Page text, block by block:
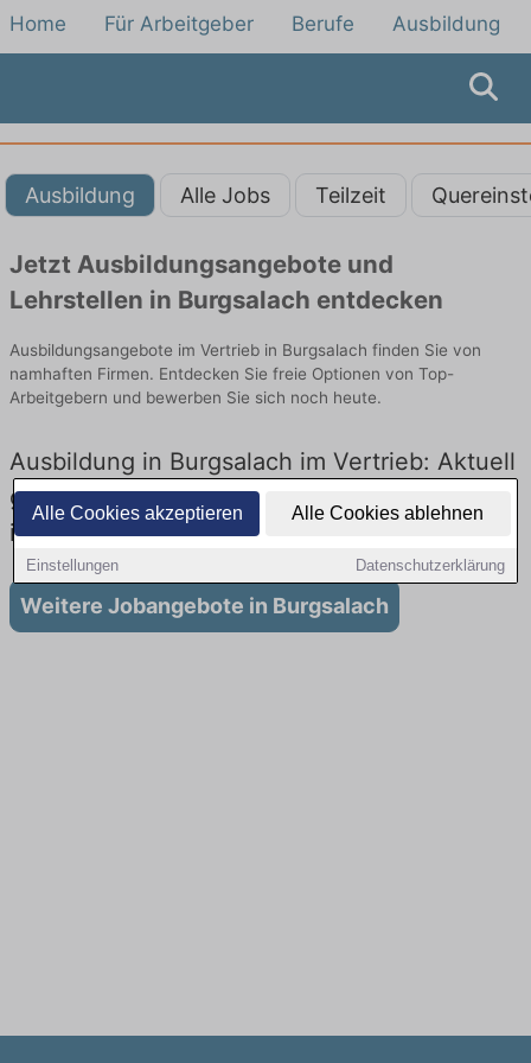
Alle Cookies akzeptieren Alle Cookies ablehnen
Einstellungen Datenschutzerklärung
Home Für Arbeitgeber Berufe Ausbildung
Ausbildung Alle Jobs Teilzeit
Jetzt Ausbildungsangebote und
Lehrstellen in Burgsalach entdecken
Ausbildungsangebote im Vertrieb in Burgsalach finden Sie von
namhaften Firmen. Entdecken Sie freie Optionen von Top-
Arbeitgebern und bewerben Sie sich noch heute.
Ausbildung in Burgsalach im Vertrieb: Aktuell
gibt es keine Stellenangebote für Ausbildung
in Burgsalach
Weitere Jobangebote in Burgsalach